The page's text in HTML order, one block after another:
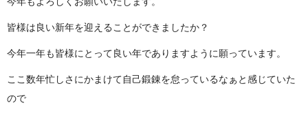
皆様は良い新年を迎えることができましたか？
今年一年も皆様にとって良い年でありますように願っています。
ここ数年忙しさにかまけて自己鍛錬を怠っているなぁと感じていた
ので